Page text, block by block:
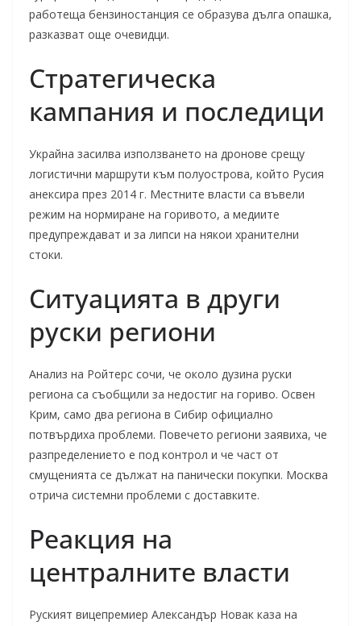
работеща бензиностанция се образува дълга опашка,
разказват още очевидци.
Стратегическа
кампания и последици
Украйна засилва използването на дронове срещу
логистични маршрути към полуострова, който Русия
анексира през 2014 г. Местните власти са въвели
режим на нормиране на горивото, а медиите
предупреждават и за липси на някои хранителни
стоки.
Ситуацията в други
руски региони
Анализ на Ройтерс сочи, че около дузина руски
региона са съобщили за недостиг на гориво. Освен
Крим, само два региона в Сибир официално
потвърдиха проблеми. Повечето региони заявиха, че
разпределението е под контрол и че част от
смущенията се дължат на панически покупки. Москва
отрича системни проблеми с доставките.
Реакция на
централните власти
Руският вицепремиер Александър Новак каза на